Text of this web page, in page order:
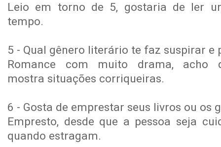
Leio em torno de 5, gostaria de ler
tempo.
5 - Qual gênero literário te faz suspirar e
Romance com muito drama, acho
mostra situações corriqueiras.
6 - Gosta de emprestar seus livros ou os
Empresto, desde que a pessoa seja
quando estragam.